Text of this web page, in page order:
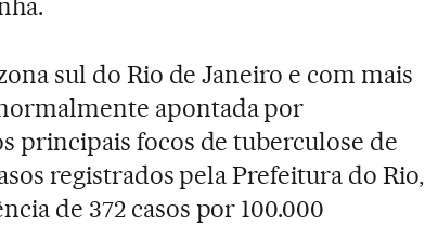
sul do Rio de Janeiro e com mais
apontada por
principais focos de tuberculose de
registrados pela Prefeitura do Rio,
de 372 casos por 100.000